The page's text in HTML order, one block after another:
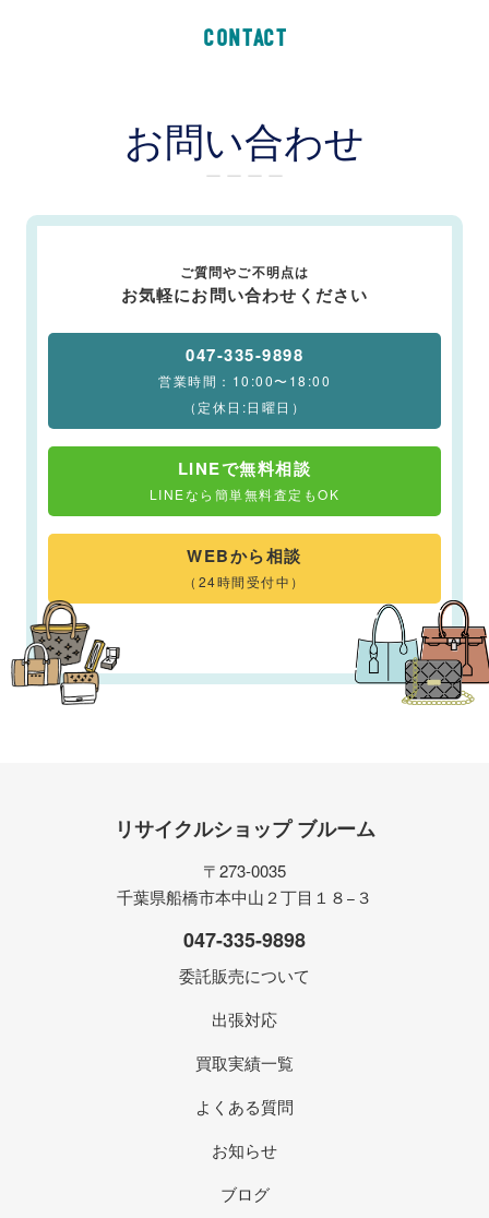
CONTACT
お問い合わせ
ー ー ー ー
ご質問やご不明点は
お気軽にお問い合わせください
047-335-9898
営業時間：10:00〜18:00
（定休日:日曜日）
LINEで無料相談
LINEなら簡単無料査定もOK
WEBから相談
（24時間受付中）
リサイクルショップ ブルーム
〒273-0035
千葉県船橋市本中山２丁目１８−３
047-335-9898
委託販売について
出張対応
買取実績一覧
よくある質問
お知らせ
ブログ